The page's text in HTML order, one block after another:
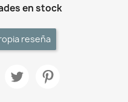
en stock
reseña